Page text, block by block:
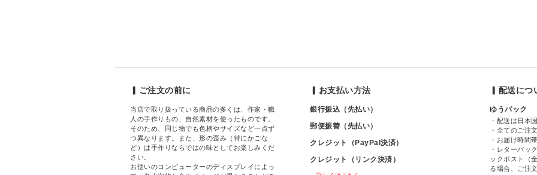
▎ご注文の前に
当店で取り扱っている商品の多くは、作家・職
人の手作りもの、自然素材を使ったものです。
そのため、同じ物でも色柄やサイズなど一点ず
つ異なります。また、形の歪み（特にかごな
ど）は手作りならではの味としてお楽しみくだ
さい。
お使いのコンピューターのディスプレイによっ
▎お支払い方法
銀行振込（先払い）
郵便振替（先払い）
クレジット（PayPal決済）
クレジット（リンク決済）
▎配送につ
ゆうパック
・配送は日本
・全てのご注
・お届け時間
・レターパッ
ックポスト（
る場合、ご注